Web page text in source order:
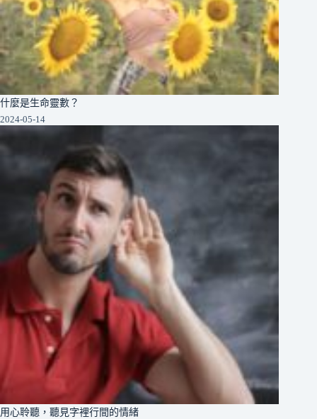
什麼是生命靈數？
2024-05-14
用心聆聽，聽見字裡行間的情緒